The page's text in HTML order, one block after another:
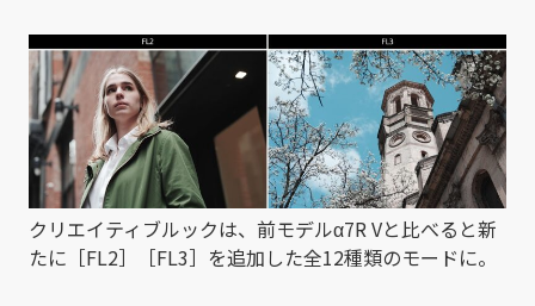
クリエイティブルックは、前モデルα7R Vと比べると新
たに［FL2］［FL3］を追加した全12種類のモードに。